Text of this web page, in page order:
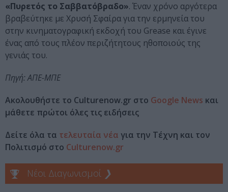
«Πυρετός το Σαββατόβραδο». Έναν χρόνο αργότερα
βραβεύτηκε με Χρυσή Σφαίρα για την ερμηνεία του
στην κινηματογραφική εκδοχή του Grease και έγινε
ένας από τους πλέον περιζήτητους ηθοποιούς της
γενιάς του.
Πηγή: ΑΠΕ-ΜΠΕ
Ακολουθήστε το Culturenow.gr στο Google News και
μάθετε πρώτοι όλες τις ειδήσεις
Δείτε όλα τα τελευταία νέα για την Τέχνη και τον
Πολιτισμό στο Culturenow.gr
Νέοι Διαγωνισμοί ❯